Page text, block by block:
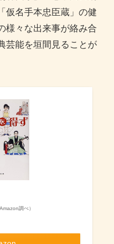
仮名手本忠臣蔵」の健
様々な出来事が絡み合
芸能を垣間見ることが
調べ）